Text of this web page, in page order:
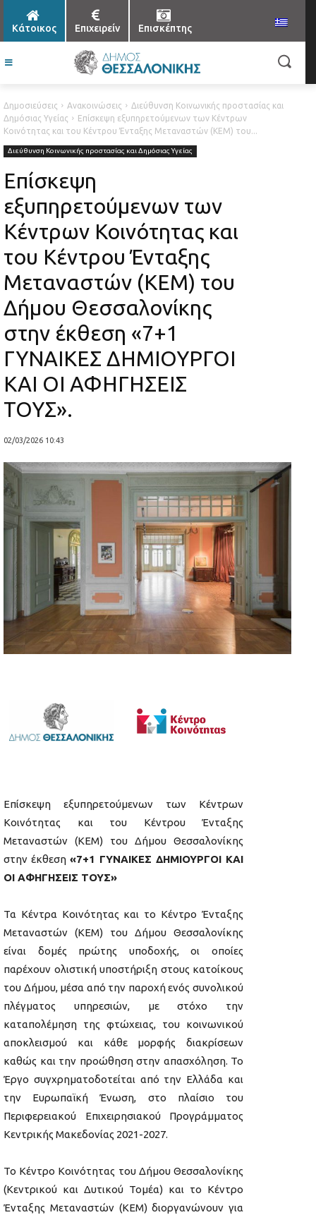
Κάτοικος Επιχειρείν Επισκέπτης
Δημοσιεύσεις Ανακοινώσεις
Διεύθυνση Κοινωνικής προστασίας και
Δημόσιας Υγείας
Επίσκεψη εξυπηρετούμενων των Κέντρων
Κοινότητας και του Κέντρου Ένταξης Μεταναστών (ΚΕΜ) του...
Διεύθυνση Κοινωνικής προστασίας και Δημόσιας Υγείας
Επίσκεψη
εξυπηρετούμενων των
Κέντρων Κοινότητας και
του Κέντρου Ένταξης
Μεταναστών (ΚΕΜ) του
Δήμου Θεσσαλονίκης
στην έκθεση «7+1
ΓΥΝΑΙΚΕΣ ΔΗΜΙΟΥΡΓΟΙ
ΚΑΙ ΟΙ ΑΦΗΓΗΣΕΙΣ
ΤΟΥΣ».
02/03/2026 10:43
Επίσκεψη εξυπηρετούμενων των Κέντρων
Κοινότητας και του Κέντρου Ένταξης
Μεταναστών (ΚΕΜ) του Δήμου Θεσσαλονίκης
στην έκθεση «7+1 ΓΥΝΑΙΚΕΣ ΔΗΜΙΟΥΡΓΟΙ ΚΑΙ
ΟΙ ΑΦΗΓΗΣΕΙΣ ΤΟΥΣ»
Τα Κέντρα Κοινότητας και το Κέντρο Ένταξης
Μεταναστών (ΚΕΜ) του Δήμου Θεσσαλονίκης
είναι δομές πρώτης υποδοχής, οι οποίες
παρέχουν ολιστική υποστήριξη στους κατοίκους
του Δήμου, μέσα από την παροχή ενός συνολικού
πλέγματος υπηρεσιών, με στόχο την
καταπολέμηση της φτώχειας, του κοινωνικού
αποκλεισμού και κάθε μορφής διακρίσεων
καθώς και την προώθηση στην απασχόληση. Το
Έργο συγχρηματοδοτείται από την Ελλάδα και
την Ευρωπαϊκή Ένωση, στο πλαίσιο του
Περιφερειακού Επιχειρησιακού Προγράμματος
Κεντρικής Μακεδονίας 2021-2027.
Το Κέντρο Κοινότητας του Δήμου Θεσσαλονίκης
(Κεντρικού και Δυτικού Τομέα) και το Κέντρο
Ένταξης Μεταναστών (ΚΕΜ) διοργανώνουν για